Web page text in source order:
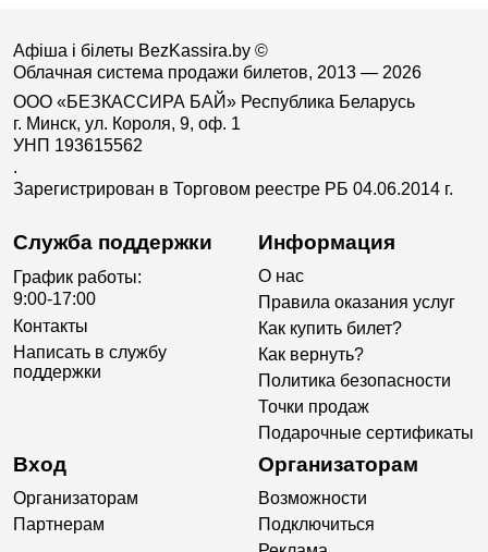
Афіша і білеты BezKassira.by ©
Облачная система продажи билетов, 2013 — 2026
ООО «БЕЗКАССИРА БАЙ» Республика Беларусь
г. Минск, ул. Короля, 9, оф. 1
УНП 193615562
.
Зарегистрирован в Торговом реестре РБ 04.06.2014 г.
Служба поддержки
График работы:
9:00-17:00
Контакты
Написать в службу
поддержки
Информация
О нас
Правила оказания услуг
Как купить билет?
Как вернуть?
Политика безопасности
Точки продаж
Подарочные сертификаты
Вход
Организаторам
Партнерам
Организаторам
Возможности
Подключиться